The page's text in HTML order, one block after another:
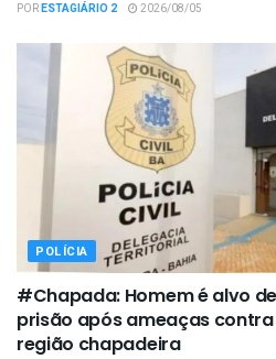
PORESTAGIÁRIO 2 2026/08/05
POLÍCIA
#Chapada: Homem é alvo
prisão após ameaças
região chapadeira